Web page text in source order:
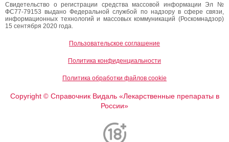
Свидетельство о регистрации средства массовой информации Эл №
ФС77-79153 выдано Федеральной службой по надзору в сфере связи,
информационных технологий и массовых коммуникаций (Роскомнадзор)
15 сентября 2020 года.
Пользовательское соглашение
Политика конфиденциальности
Политика обработки файлов cookie
Copyright ©Справочник Видаль «Лекарственные препараты в
России»